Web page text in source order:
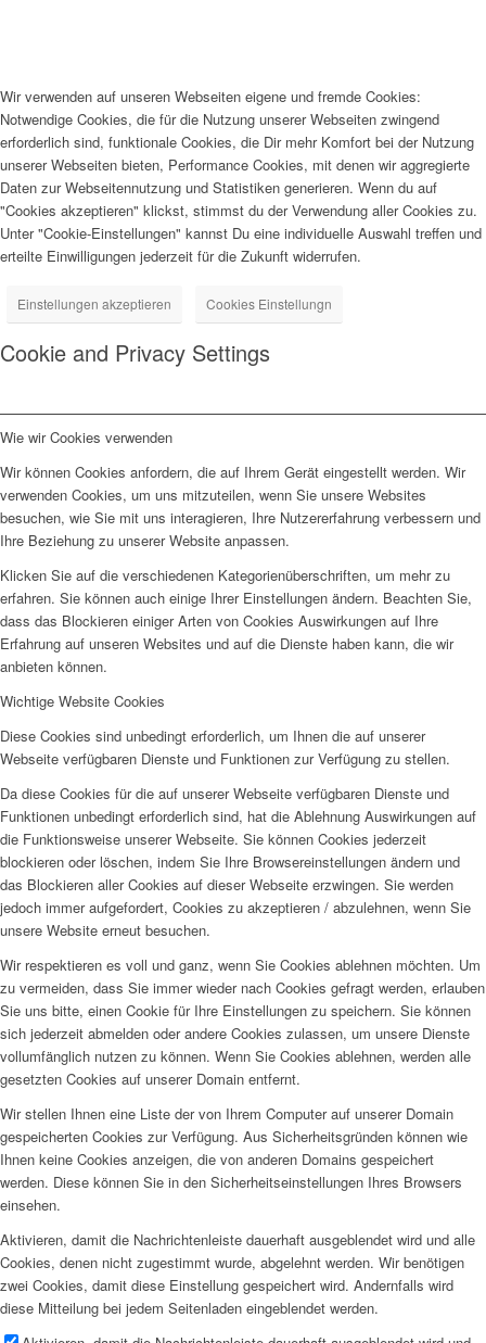
Wir verwenden auf unseren Webseiten eigene und fremde Cookies:
Notwendige Cookies, die für die Nutzung unserer Webseiten zwingend
erforderlich sind, funktionale Cookies, die Dir mehr Komfort bei der Nutzung
unserer Webseiten bieten, Performance Cookies, mit denen wir aggregierte
Daten zur Webseitennutzung und Statistiken generieren. Wenn du auf
"Cookies akzeptieren" klickst, stimmst du der Verwendung aller Cookies zu.
Unter "Cookie-Einstellungen" kannst Du eine individuelle Auswahl treffen und
erteilte Einwilligungen jederzeit für die Zukunft widerrufen.
Einstellungen akzeptieren Cookies Einstellungn
Cookie and Privacy Settings
Wie wir Cookies verwenden
Wir können Cookies anfordern, die auf Ihrem Gerät eingestellt werden. Wir
verwenden Cookies, um uns mitzuteilen, wenn Sie unsere Websites
besuchen, wie Sie mit uns interagieren, Ihre Nutzererfahrung verbessern und
Ihre Beziehung zu unserer Website anpassen.
Klicken Sie auf die verschiedenen Kategorienüberschriften, um mehr zu
erfahren. Sie können auch einige Ihrer Einstellungen ändern. Beachten Sie,
dass das Blockieren einiger Arten von Cookies Auswirkungen auf Ihre
Erfahrung auf unseren Websites und auf die Dienste haben kann, die wir
anbieten können.
Wichtige Website Cookies
Diese Cookies sind unbedingt erforderlich, um Ihnen die auf unserer
Webseite verfügbaren Dienste und Funktionen zur Verfügung zu stellen.
Da diese Cookies für die auf unserer Webseite verfügbaren Dienste und
Funktionen unbedingt erforderlich sind, hat die Ablehnung Auswirkungen auf
die Funktionsweise unserer Webseite. Sie können Cookies jederzeit
blockieren oder löschen, indem Sie Ihre Browsereinstellungen ändern und
das Blockieren aller Cookies auf dieser Webseite erzwingen. Sie werden
jedoch immer aufgefordert, Cookies zu akzeptieren / abzulehnen, wenn Sie
unsere Website erneut besuchen.
Wir respektieren es voll und ganz, wenn Sie Cookies ablehnen möchten. Um
zu vermeiden, dass Sie immer wieder nach Cookies gefragt werden, erlauben
Sie uns bitte, einen Cookie für Ihre Einstellungen zu speichern. Sie können
sich jederzeit abmelden oder andere Cookies zulassen, um unsere Dienste
vollumfänglich nutzen zu können. Wenn Sie Cookies ablehnen, werden alle
gesetzten Cookies auf unserer Domain entfernt.
Wir stellen Ihnen eine Liste der von Ihrem Computer auf unserer Domain
gespeicherten Cookies zur Verfügung. Aus Sicherheitsgründen können wie
Ihnen keine Cookies anzeigen, die von anderen Domains gespeichert
werden. Diese können Sie in den Sicherheitseinstellungen Ihres Browsers
einsehen.
Aktivieren, damit die Nachrichtenleiste dauerhaft ausgeblendet wird und alle
Cookies, denen nicht zugestimmt wurde, abgelehnt werden. Wir benötigen
zwei Cookies, damit diese Einstellung gespeichert wird. Andernfalls wird
diese Mitteilung bei jedem Seitenladen eingeblendet werden.